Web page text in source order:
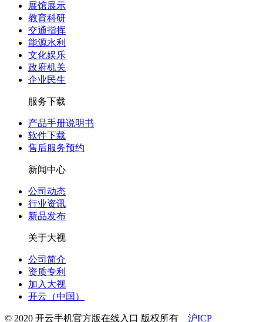
展馆展示
教育科研
交通指挥
能源水利
文化娱乐
政府机关
企业民生
服务下载
产品手册说明书
软件下载
售后服务预约
新闻中心
公司动态
行业资讯
新品发布
关于大视
公司简介
资质专利
加入大视
开云（中国）
© 2020 开云手机官方版在线入口 版权所有 沪ICP